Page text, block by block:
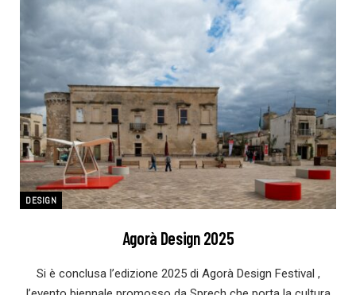
DESIGN
Agorà Design 2025
Si è conclusa l’edizione 2025 di Agorà Design Festival ,